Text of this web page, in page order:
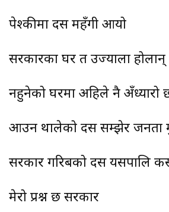
पेश्कीमा दसैँ महँगी आयो
सरकारका घर त उज्याला होलान्
नहुनेको घरमा अहिले नै अँध्यारो
आउन थालेको दसैँ सम्झेर जनता
सरकार गरिबको दसैँ यसपालि
मेरो प्रश्न छ सरकार